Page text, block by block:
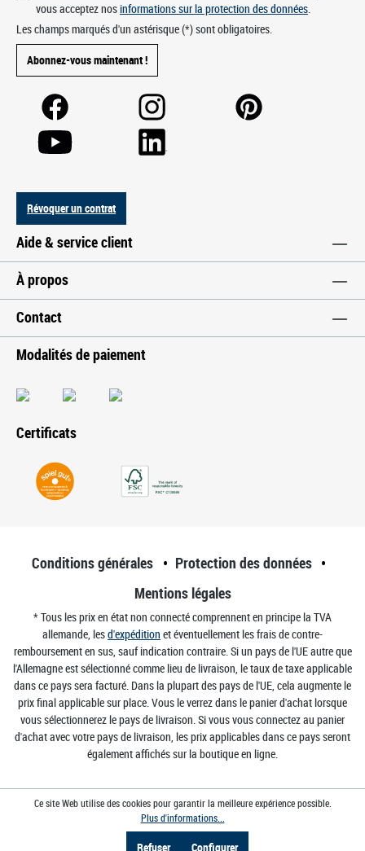
vous acceptez nosinformations sur la protection des données.
Les champs marqués d'un astérisque (*) sont obligatoires.
Abonnez-vous maintenant !
Révoquer un contrat
Aide & service client
À propos
Contact
Modalités de paiement
Certificats
Conditions générales
Protection des données
Mentions légales
* Tous les prix en état non connecté comprennent en principe la TVA
allemande, lesd'expédition et éventuellement les frais de contre-
remboursement en sus, sauf indication contraire. Si un pays de l'UE autre que
l'Allemagne est sélectionné comme lieu de livraison, le taux de taxe applicable
dans ce pays sera facturé. Dans la plupart des pays de l'UE, cela augmente le
prix final applicable sur place. Vous le verrez dans le panier d'achat lorsque
vous sélectionnerez le pays de livraison. Si vous vous connectez au panier
d'achat avec votre pays de livraison, les prix applicables dans ce pays seront
également affichés sur la boutique en ligne.
Ce site Web utilise des cookies pour garantir la meilleure expérience possible.
Plus d'informations...
Refuser Configurer